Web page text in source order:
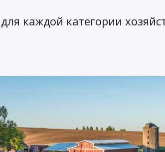
каждой категории